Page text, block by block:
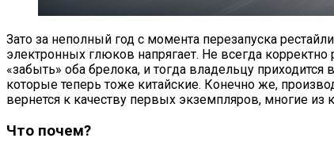
Зато за неполный год с момента перезапуска
электронных глюков напрягает. Не всегда
«забыть» оба брелока, и тогда владельцу
которые теперь тоже китайские. Конечно же,
вернется к качеству первых экземпляров, многие
Что почем?